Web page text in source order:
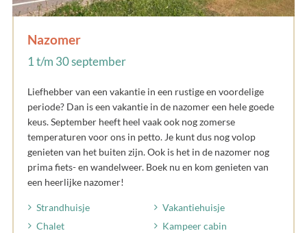
Nazomer
1 t/m 30 september
Liefhebber van een vakantie in een rustige en voordelige
periode? Dan is een vakantie in de nazomer een hele goede
keus. September heeft heel vaak ook nog zomerse
temperaturen voor ons in petto. Je kunt dus nog volop
genieten van het buiten zijn. Ook is het in de nazomer nog
prima fiets- en wandelweer. Boek nu en kom genieten van
een heerlijke nazomer!
Strandhuisje
Vakantiehuisje
Chalet
Kampeer cabin